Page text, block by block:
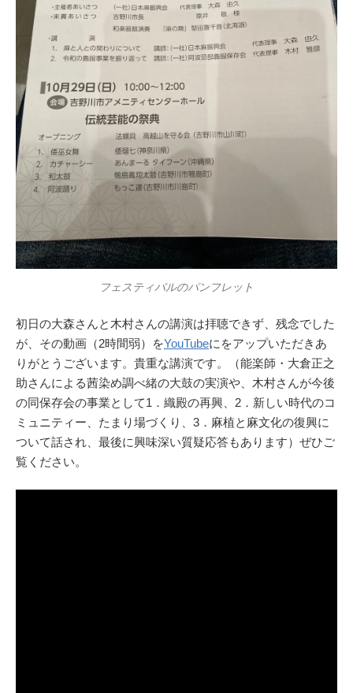
フェスティバルのパンフレット
初日の大森さんと木村さんの講演は拝聴できず、残念でした
が、その動画（2時間弱）をYouTubeにをアップいただきあ
りがとうございます。貴重な講演です。（能楽師・大倉正之
助さんによる茜染め調べ緒の大鼓の実演や、木村さんが今後
の同保存会の事業として1．織殿の再興、2．新しい時代のコ
ミュニティー、たまり場づくり、3．麻植と麻文化の復興に
ついて話され、最後に興味深い質疑応答もあります）ぜひご
覧ください。